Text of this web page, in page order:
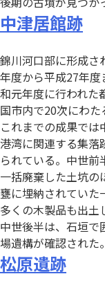
中津居館跡
錦川河口部に形成さ
年度から平成27年
和元年度に行われた
国市内で20次にわた
これまでの成果で
港湾に関連する集落
られている。中世
一括廃棄した土坑
甕に埋納されていた
多くの木製品も出土
中世後半は、石垣で
場遺構が確認された。
松原遺跡